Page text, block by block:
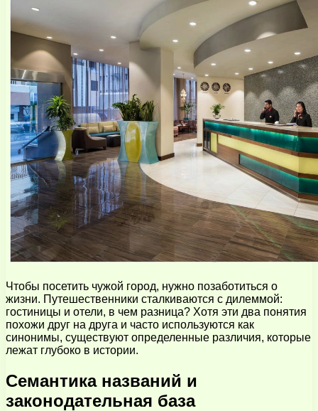
Чтобы посетить чужой город, нужно позаботиться о
жизни. Путешественники сталкиваются с дилеммой:
гостиницы и отели, в чем разница? Хотя эти два понятия
похожи друг на друга и часто используются как
синонимы, существуют определенные различия, которые
лежат глубоко в истории.
Семантика названий и
законодательная база